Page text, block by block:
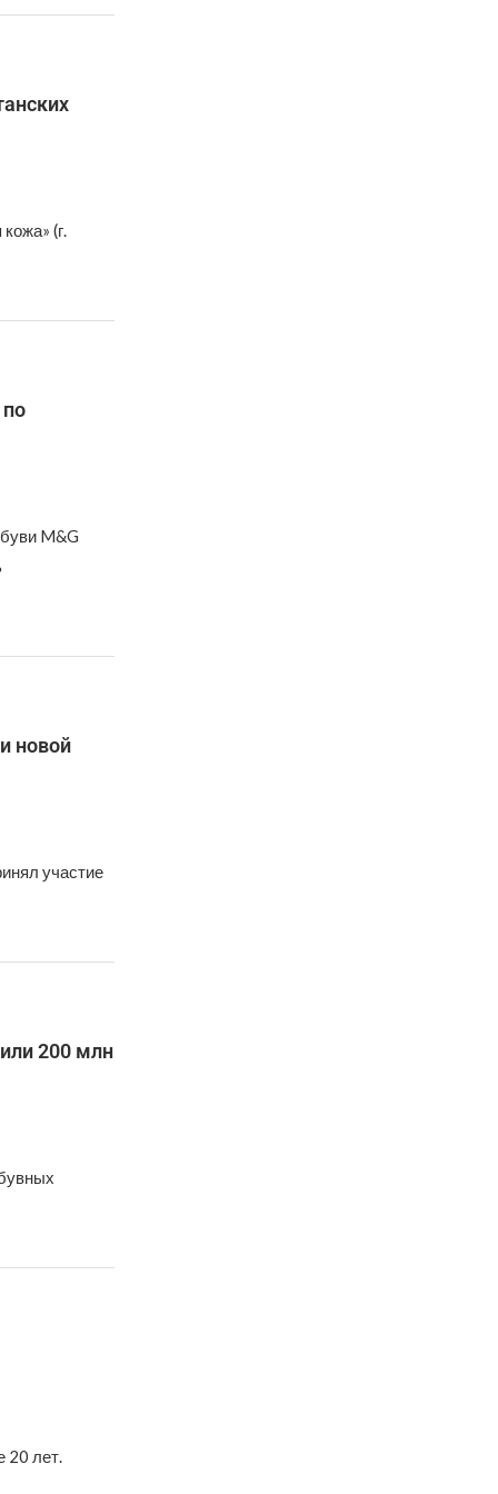
(г.
M&G
новой
участие
200 млн
20 лет.